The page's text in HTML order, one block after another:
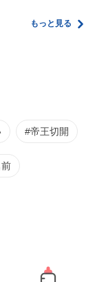
家計管理術もっと見る
#帝王切開